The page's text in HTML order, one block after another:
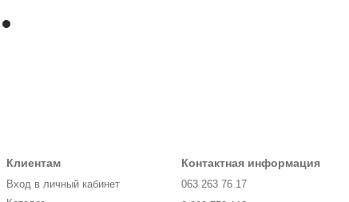
Клиентам
Вход в личный кабинет
Контактная информация
063 263 76 17